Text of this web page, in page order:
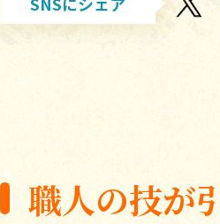
職人の技が